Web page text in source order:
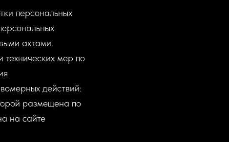
персональных
актами.
мер по
действий:
размещена по
на сайте